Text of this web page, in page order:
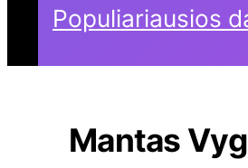
Populiariausios
Mantas